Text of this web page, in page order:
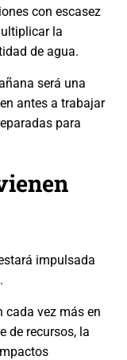
con escasez
la
de agua.
será una
antes a trabajar
para
impulsada
cada vez más en
de recursos, la